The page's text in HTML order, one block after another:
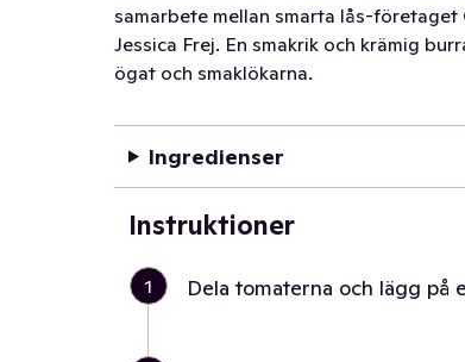
samarbete mellan smarta lås-
Jessica Frej. En smakrik och krämig
ögat och smaklökarna.
Ingredienser
Instruktioner
1 Dela tomaterna och lägg på